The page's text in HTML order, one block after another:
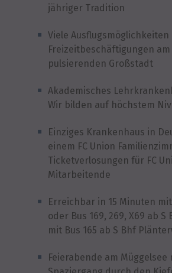
jähriger Tradition
Viele Ausflugsmöglichkeiten
Freizeitbeschäftigungen
pulsierenden Großstadt
Akademisches
Wir bilden auf höchstem
Einziges Krankenhaus in
einem FC Union
Ticketverlosungen für FC
Mitarbeitende
Erreichbar in 15 Minuten
oder Bus 169, 269, X69 ab
mit Bus 165 ab S Bhf
Feierabende am Müggelsee